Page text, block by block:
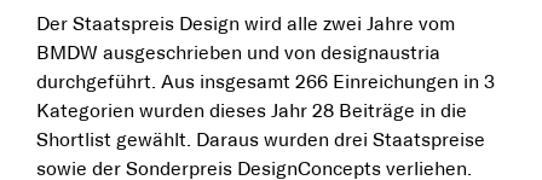
Der Staatspreis Design wird alle zwei Jahre vom
BMDW ausgeschrieben und von designaustria
durchgeführt. Aus insgesamt 266 Einreichungen in 3
Kategorien wurden dieses Jahr 28 Beiträge in die
Shortlist gewählt. Daraus wurden drei Staatspreise
sowie der Sonderpreis DesignConcepts verliehen.